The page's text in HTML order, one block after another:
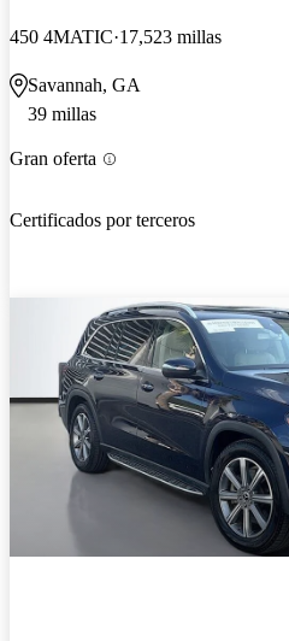
450 4MATIC 17,523 millas
Savannah, GA
39 millas
Gran oferta
Certificados por terceros